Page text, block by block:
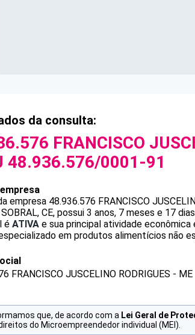
da consulta:
FRANCISCO
48.936.576/0001-91
empresa 48.936.576 FRANCISCO
CE, possui 3 anos, 7 meses e 17
é ATIVA e sua principal atividade
em produtos alimentícios não
FRANCISCO JUSCELINO RODRIGUES - ME
que, de acordo com a Lei Geral de
do Microempreendedor individual (MEI).